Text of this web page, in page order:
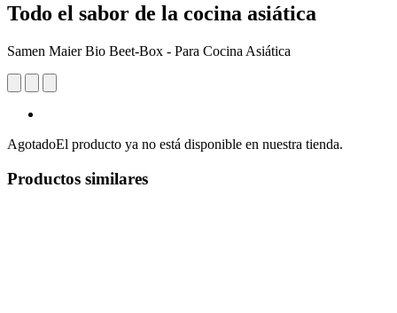
Todo el sabor de la cocina asiática
Samen Maier Bio Beet-Box - Para Cocina Asiática
AgotadoEl producto ya no está disponible en nuestra tienda.
Productos similares